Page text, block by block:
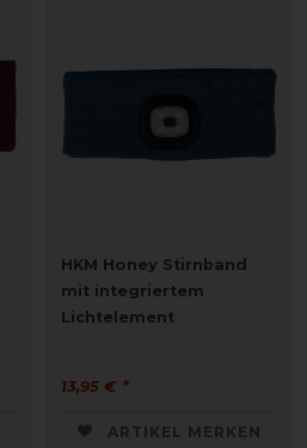
HKM Honey Stirnband
mit integriertem
Lichtelement
13,95 € *
ARTIKEL MERKEN